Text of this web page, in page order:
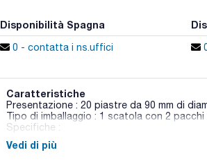
Disponibilità Spagna
0 - contatta i ns.uffici
Caratteristiche
Presentazione : 20 piastre da 90 mm di
Tipo di imballaggio : 1 scatola con 2
Specifiche :
01-136
Vedi di più